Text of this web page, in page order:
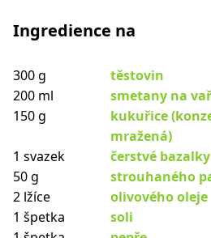
Ingredience na
300 g
těstovin
200 ml
smetany na
150 g
kukuřice
mražená)
1 svazek
čerstvé bazalky
50 g
strouhaného
2 lžíce
olivového oleje
1 špetka
soli